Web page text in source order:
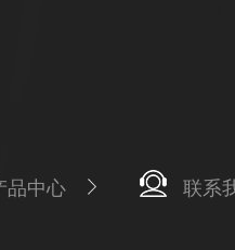
品中心 联系